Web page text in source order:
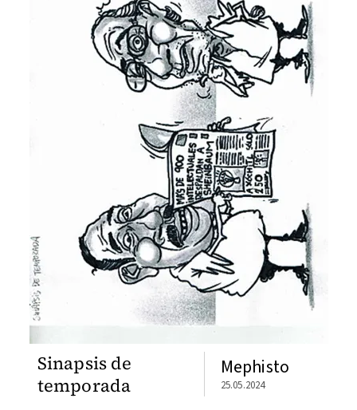
Sinapsis de
temporada
Mephisto
25.05.2024